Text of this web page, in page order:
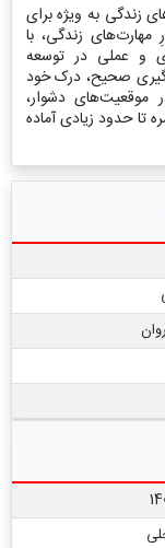
زندگی به ویژه برای
مهارت‌های زندگی، با
و عملی در توسعه
صحیح، درک خود
موقعیت‌های دشوار،
تا حدود زیادی آماده